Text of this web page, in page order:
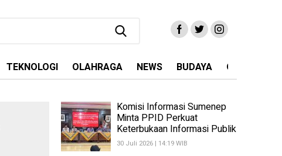
TEKNOLOGI OLAHRAGA NEWS BUDAYA OPINI
Komisi Informasi Sumenep
Minta PPID Perkuat
Keterbukaan Informasi Publik
30 Juli 2026 | 14:19 WIB